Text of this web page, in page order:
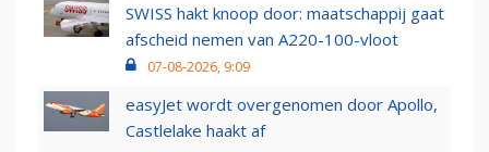
SWISS hakt knoop door: maatschappij gaat
afscheid nemen van A220-100-vloot
07-08-2026, 9:09
easyJet wordt overgenomen door Apollo,
Castlelake haakt af